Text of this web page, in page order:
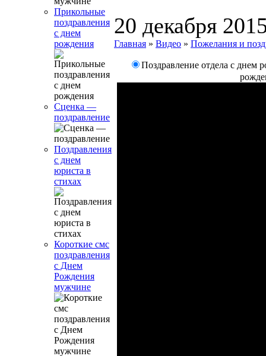
Прикольные
поздравления
с днем
рождения
Сценка —
поздравление
Поздравления
с днем
юриста в
стихах
Короткие смс
поздравления
с Днем
Рождения
мужчине
20 декабря
Главная » Видео » Пожелания и
Поздравление отдела с днем